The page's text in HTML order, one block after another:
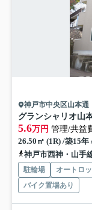
神戸市中央区山本通
グランシャリオ山
5.6万円 管理/共益
26.50㎡ (1R) /築15年
神戸市西神・山手
駐輪場 オートロ
バイク置場あり